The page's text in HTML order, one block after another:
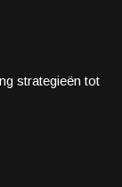
strategieën tot